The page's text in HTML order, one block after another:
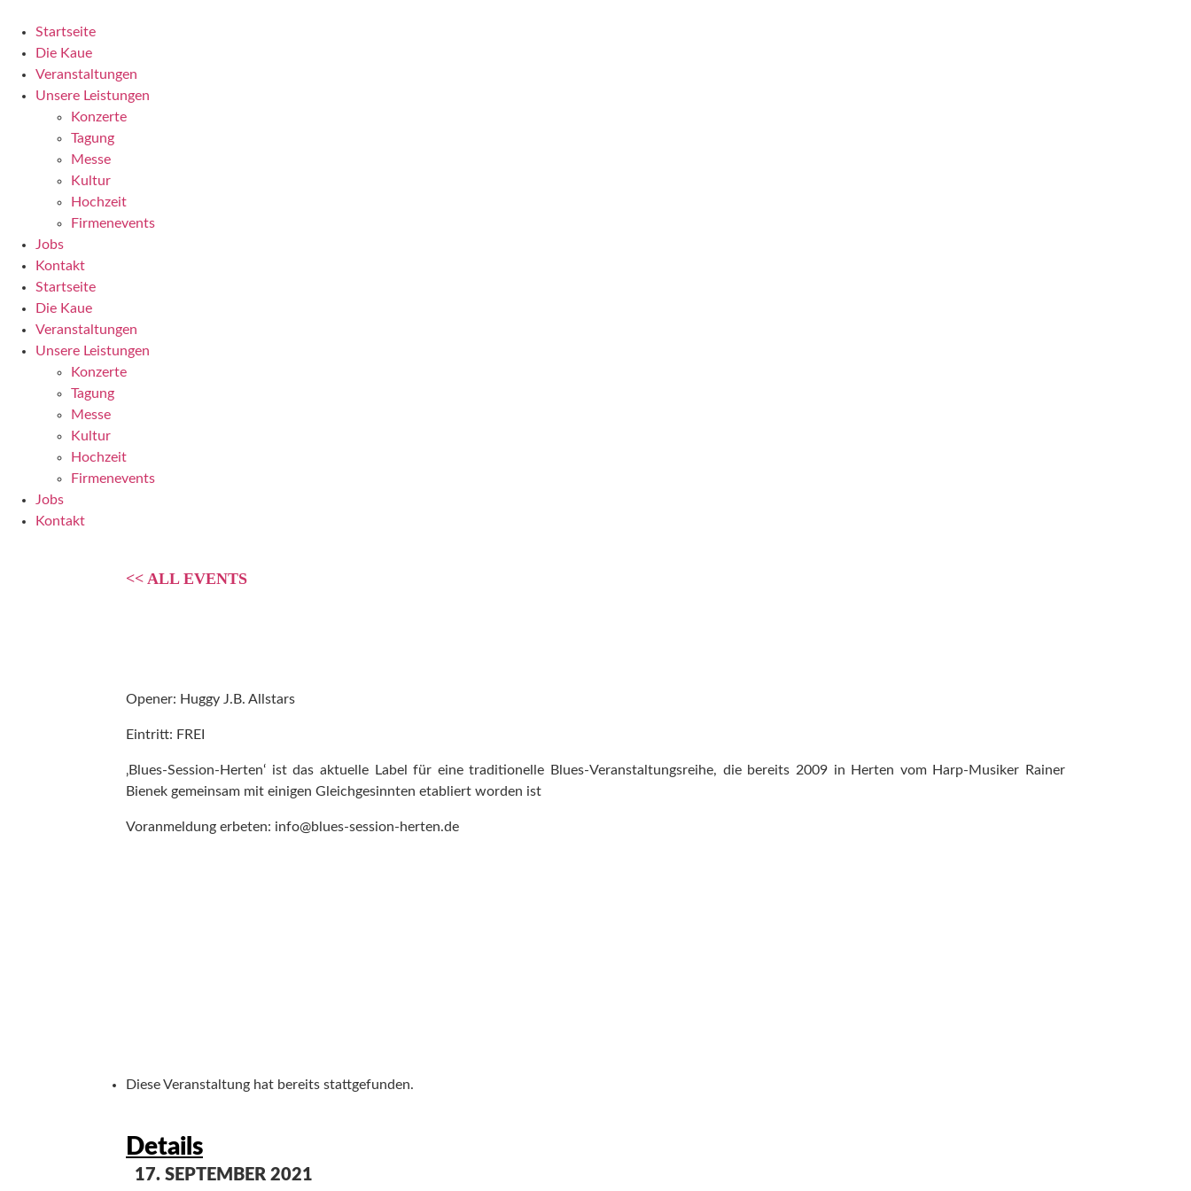
Inhalt
wechseln
Startseite
Die Kaue
Veranstaltungen
Unsere Leistungen
Konzerte
Tagung
Messe
Kultur
Hochzeit
Firmenevents
Jobs
Kontakt
Startseite
Die Kaue
Veranstaltungen
Unsere Leistungen
Konzerte
Tagung
Messe
Kultur
Hochzeit
Firmenevents
Jobs
Kontakt
<< ALL EVENTS
Opener: Huggy J.B. Allstars
Eintritt: FREI
‚Blues-Session-Herten‘ ist das aktuelle Label für eine traditionelle Blues-Veranstaltungsreihe, die bereits 2009 in Herten vom Harp-Musiker Rainer
Bienek gemeinsam mit einigen Gleichgesinnten etabliert worden ist
Voranmeldung erbeten: info@blues-session-herten.de
Diese Veranstaltung hat bereits stattgefunden.
Details
17. SEPTEMBER 2021